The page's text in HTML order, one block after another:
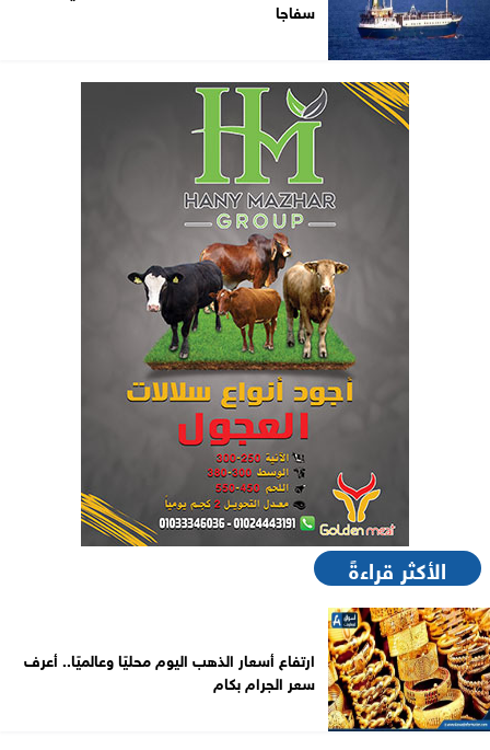
سفاجا
الأكثر قراءةً
ارتفاع أسعار الذهب اليوم محليًا وعالميًا.. أعرف
سعر الجرام بكام